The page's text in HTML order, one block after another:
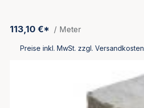
113,10 €* / Meter
Preise inkl. MwSt. zzgl. Versandkosten